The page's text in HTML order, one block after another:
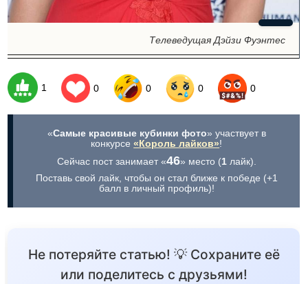
Телеведущая Дэйзи Фуэнтес
1 0 0 0 0
«Самые красивые кубинки фото» участвует в
конкурсе«Король лайков»!
Сейчас пост занимает «46» место (1лайк).
Поставь свой лайк, чтобы он стал ближе к победе (+1
балл в личный профиль)!
Не потеряйте статью! 💡 Сохраните её
или поделитесь с друзьями!